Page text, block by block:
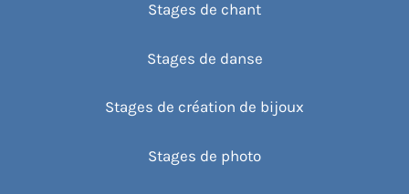
Stages de chant
Stages de danse
Stages de création de bijoux
Stages de photo